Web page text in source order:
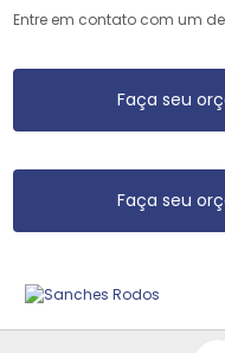
Entre em contato com um
Faça seu
Faça seu